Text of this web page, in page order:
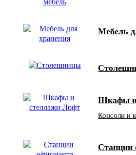
Мебель
Шкафы и
Консоли и
Станции